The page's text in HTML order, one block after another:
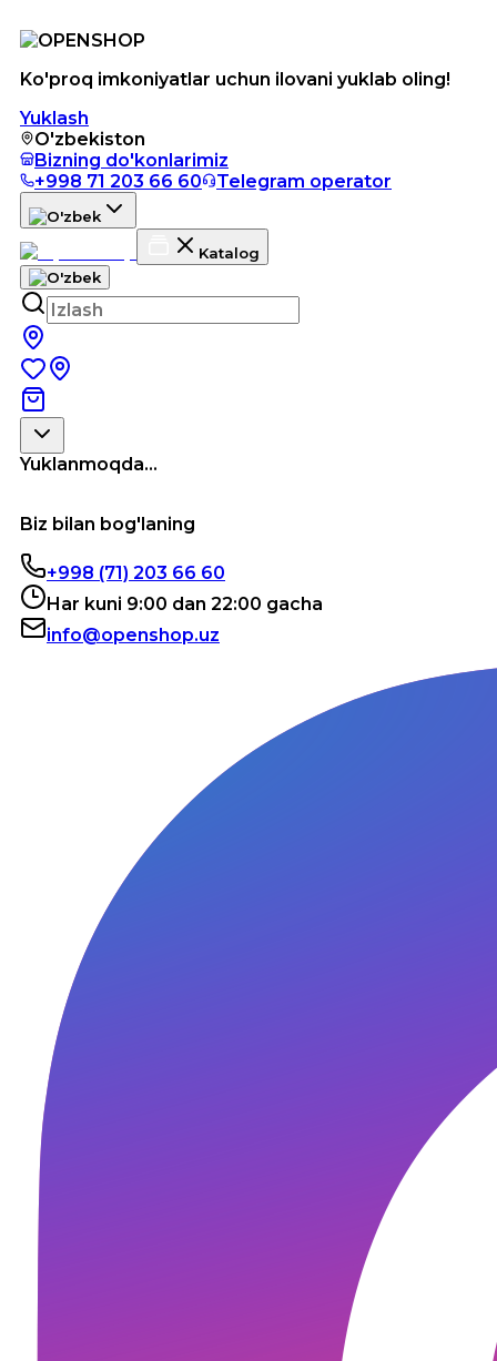
Ko'proq imkoniyatlar uchun ilovani yuklab oling!
Yuklash
O'zbekiston
Bizning do'konlarimiz
+998 71 203 66 60
Telegram operator
Katalog
Yuklanmoqda...
Biz bilan bog'laning
+998 (71) 203 66 60
Har kuni 9:00 dan 22:00 gacha
info@openshop.uz